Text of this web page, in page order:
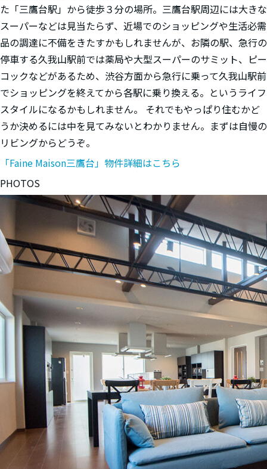
た「三鷹台駅」から徒歩３分の場所。三鷹台駅周辺には大きな
スーパーなどは見当たらず、近場でのショッピングや生活必需
品の調達に不備をきたすかもしれませんが、お隣の駅、急行の
停車する久我山駅前では薬局や大型スーパーのサミット、ピー
コックなどがあるため、渋谷方面から急行に乗って久我山駅前
でショッピングを終えてから各駅に乗り換える。というライフ
スタイルになるかもしれません。 それでもやっぱり住むかど
うか決めるには中を見てみないとわかりません。まずは自慢の
リビングからどうぞ。
「Faine Maison三鷹台」物件詳細はこちら
PHOTOS